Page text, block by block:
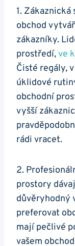
1.
obchod
zákazníky.
prostředí,ve
Čisté regály,
úklidové
obchodní
vyšší
rádi vracet.
2.
prostory
důvěryhodný
preferovat
mají pečlivé
vašem